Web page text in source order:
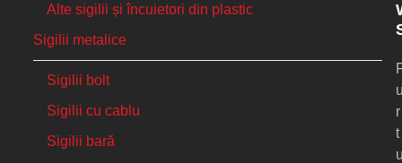
Alte sigilii și încuietori din plastic
Sigilii metalice
Sigilii bolt
Sigilii cu cablu
Sigilii bară
r
t